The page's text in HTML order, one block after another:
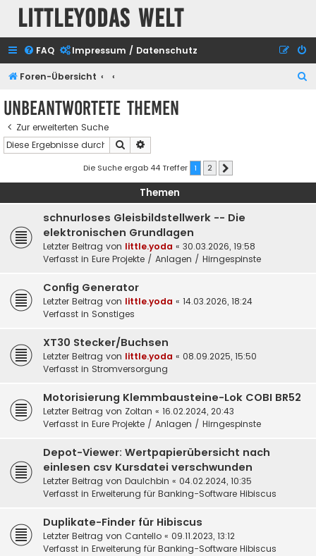
Littleyodas Welt
FAQ Impressum / Datenschutz
Foren-Übersicht
Unbeantwortete Themen
Zur erweiterten Suche
Suche
Die Suche ergab 44 Treffer 1 2
Themen
schnurloses Gleisbildstellwerk -- Die
elektronischen Grundlagen
Letzter Beitrag von little.yoda « 30.03.2026, 19:58
Verfasst in Eure Projekte / Anlagen / Hirngespinste
Config Generator
Letzter Beitrag von little.yoda « 14.03.2026, 18:24
Verfasst in Sonstiges
XT30 Stecker/Buchsen
Letzter Beitrag von little.yoda « 08.09.2025, 15:50
Verfasst in Stromversorgung
Motorisierung Klemmbausteine-Lok COBI BR52
Letzter Beitrag von Zoltan « 16.02.2024, 20:43
Verfasst in Eure Projekte / Anlagen / Hirngespinste
Depot-Viewer: Wertpapierübersicht nach
einlesen csv Kursdatei verschwunden
Letzter Beitrag von DauIchbin « 04.02.2024, 10:35
Verfasst in Erweiterung für Banking-Software Hibiscus
Duplikate-Finder für Hibiscus
Letzter Beitrag von Cantello « 09.11.2023, 13:12
Verfasst in Erweiterung für Banking-Software Hibiscus